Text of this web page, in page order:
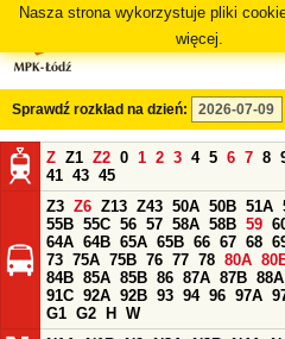
Nasza strona wykorzystuje pliki
więcej.
Sprawdź rozkład na dzień:
Z Z1 Z2 0 1 2 3 4 5 6 7 8
41 43 45
Z3 Z6 Z13 Z43 50A 50B 51A
55B 55C 56 57 58A 58B 59
64A 64B 65A 65B 66 67 68
73 75A 75B 76 77 78 80A
84B 85A 85B 86 87A 87B 88A
91C 92A 92B 93 94 96 97A
G1 G2 H
W